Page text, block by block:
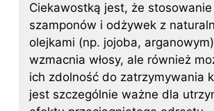
Ciekawostką jest, że stosowanie
szamponów i odżywek z
olejkami (np. jojoba,
wzmacnia włosy, ale również
ich zdolność do zatrzymywania
jest szczególnie ważne dla